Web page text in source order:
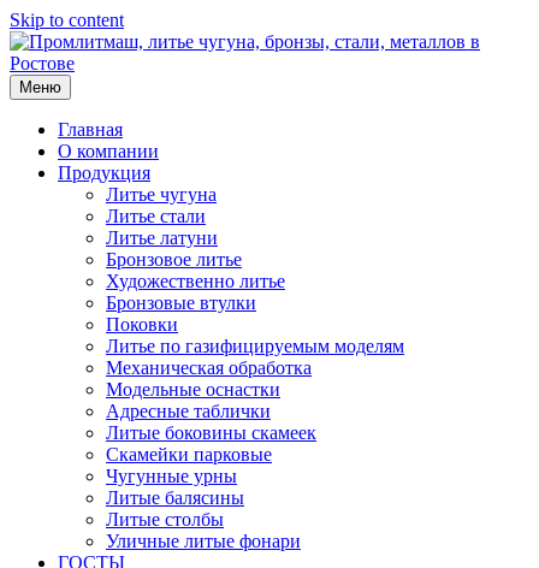
Skip to content
Меню
Главная
О компании
Продукция
Литье чугуна
Литье стали
Литье латуни
Бронзовое литье
Художественно литье
Бронзовые втулки
Поковки
Литье по газифицируемым моделям
Механическая обработка
Модельные оснастки
Адресные таблички
Литые боковины скамеек
Скамейки парковые
Чугунные урны
Литые балясины
Литые столбы
Уличные литые фонари
ГОСТЫ